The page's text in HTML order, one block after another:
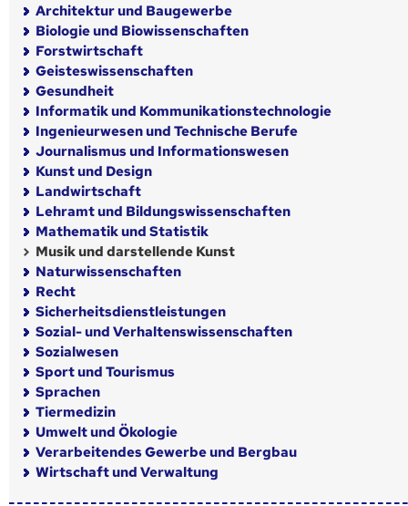
Architektur und Baugewerbe
Biologie und Biowissenschaften
Forstwirtschaft
Geisteswissenschaften
Gesundheit
Informatik und Kommunikationstechnologie
Ingenieurwesen und Technische Berufe
Journalismus und Informationswesen
Kunst und Design
Landwirtschaft
Lehramt und Bildungswissenschaften
Mathematik und Statistik
Musik und darstellende Kunst
Naturwissenschaften
Recht
Sicherheitsdienstleistungen
Sozial- und Verhaltenswissenschaften
Sozialwesen
Sport und Tourismus
Sprachen
Tiermedizin
Umwelt und Ökologie
Verarbeitendes Gewerbe und Bergbau
Wirtschaft und Verwaltung